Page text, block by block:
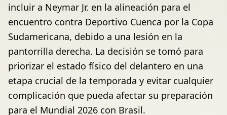
incluir a Neymar Jr. en la alineación para el
encuentro contra Deportivo Cuenca por la Copa
Sudamericana, debido a una lesión en la
pantorrilla derecha. La decisión se tomó para
priorizar el estado físico del delantero en una
etapa crucial de la temporada y evitar cualquier
complicación que pueda afectar su preparación
para el Mundial 2026 con Brasil.